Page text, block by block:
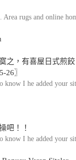
Area rugs and online
之，有喜屋日式煎
26〗
know I he added your
吧！！
know I he added your